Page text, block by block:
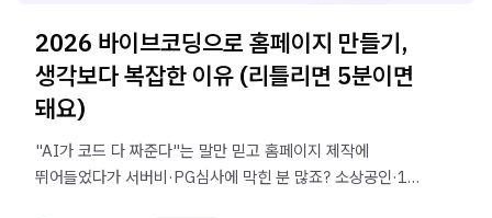
2026 바이브코딩으로 홈페이지 만들기,
생각보다 복잡한 이유 (리틀리면 5분이면
돼요)
"AI가 코드 다 짜준다"는 말만 믿고 홈페이지 제작에
뛰어들었다가 서버비·PG심사에 막힌 분 많죠? 소상공인·1인